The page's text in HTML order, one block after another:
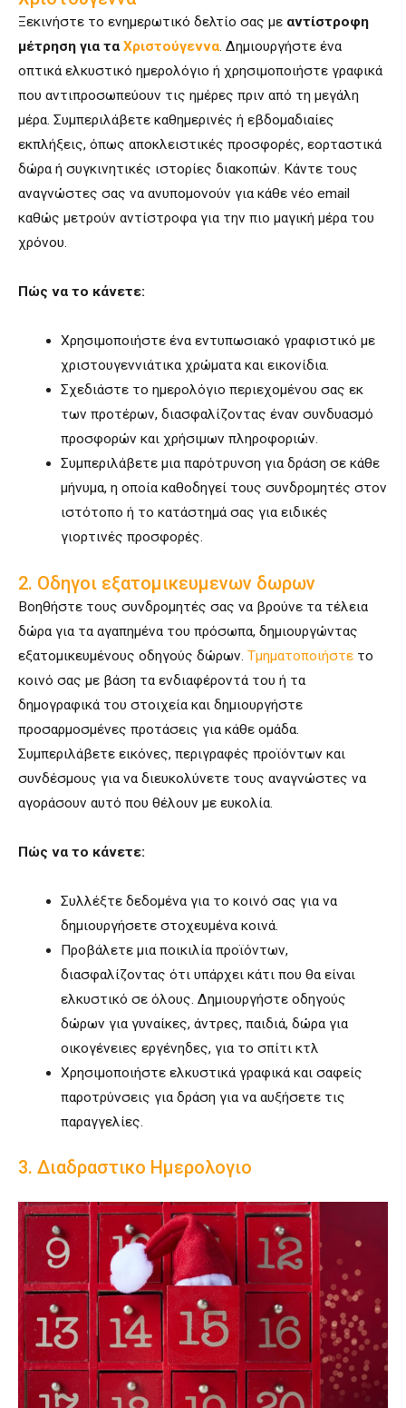
Ξεκινήστε το ενημερωτικό δελτίο σας με αντίστροφη
μέτρηση για τα Χριστούγεννα. Δημιουργήστε ένα
οπτικά ελκυστικό ημερολόγιο ή χρησιμοποιήστε γραφικά
που αντιπροσωπεύουν τις ημέρες πριν από τη μεγάλη
μέρα. Συμπεριλάβετε καθημερινές ή εβδομαδιαίες
εκπλήξεις, όπως αποκλειστικές προσφορές, εορταστικά
δώρα ή συγκινητικές ιστορίες διακοπών. Κάντε τους
αναγνώστες σας να ανυπομονούν για κάθε νέο email
καθώς μετρούν αντίστροφα για την πιο μαγική μέρα του
χρόνου.
Πώς να το κάνετε:
Χρησιμοποιήστε ένα εντυπωσιακό γραφιστικό με
χριστουγεννιάτικα χρώματα και εικονίδια.
Σχεδιάστε το ημερολόγιο περιεχομένου σας εκ
των προτέρων, διασφαλίζοντας έναν συνδυασμό
προσφορών και χρήσιμων πληροφοριών.
Συμπεριλάβετε μια παρότρυνση για δράση σε κάθε
μήνυμα, η οποία καθοδηγεί τους συνδρομητές στον
ιστότοπο ή το κατάστημά σας για ειδικές
γιορτινές προσφορές.
2. Οδηγοι εξατομικευμενων δωρων
Βοηθήστε τους συνδρομητές σας να βρούνε τα τέλεια
δώρα για τα αγαπημένα του πρόσωπα, δημιουργώντας
εξατομικευμένους οδηγούς δώρων. Τμηματοποιήστε το
κοινό σας με βάση τα ενδιαφέροντά του ή τα
δημογραφικά του στοιχεία και δημιουργήστε
προσαρμοσμένες προτάσεις για κάθε ομάδα.
Συμπεριλάβετε εικόνες, περιγραφές προϊόντων και
συνδέσμους για να διευκολύνετε τους αναγνώστες να
αγοράσουν αυτό που θέλουν με ευκολία.
Πώς να το κάνετε:
Συλλέξτε δεδομένα για το κοινό σας για να
δημιουργήσετε στοχευμένα κοινά.
Προβάλετε μια ποικιλία προϊόντων,
διασφαλίζοντας ότι υπάρχει κάτι που θα είναι
ελκυστικό σε όλους. Δημιουργήστε οδηγούς
δώρων για γυναίκες, άντρες, παιδιά, δώρα για
οικογένειες εργένηδες, για το σπίτι κτλ
Χρησιμοποιήστε ελκυστικά γραφικά και σαφείς
παροτρύνσεις για δράση για να αυξήσετε τις
παραγγελίες.
3. Διαδραστικο Ημερολογιο